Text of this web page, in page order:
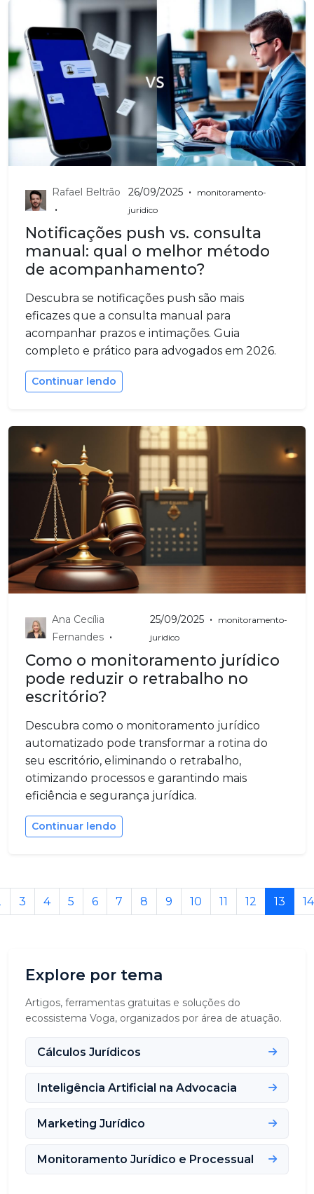
Rafael Beltrão
•
26/09/2025 •
monitoramento-
juridico
Notificações push vs. consulta
manual: qual o melhor método
de acompanhamento?
Descubra se notificações push são mais
eficazes que a consulta manual para
acompanhar prazos e intimações. Guia
completo e prático para advogados em 2026.
Continuar lendo
Ana Cecília
Fernandes •
25/09/2025 •
monitoramento-
juridico
Como o monitoramento jurídico
pode reduzir o retrabalho no
escritório?
Descubra como o monitoramento jurídico
automatizado pode transformar a rotina do
seu escritório, eliminando o retrabalho,
otimizando processos e garantindo mais
eficiência e segurança jurídica.
Continuar lendo
3 4 5 6 7 8 9 10 11 12 13 14
Explore por tema
Artigos, ferramentas gratuitas e soluções do
ecossistema Voga, organizados por área de atuação.
Cálculos Jurídicos
Inteligência Artificial na Advocacia
Marketing Jurídico
Monitoramento Jurídico e Processual